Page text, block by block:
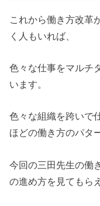
これから働き方改革
く人もいれば、
色々な仕事をマルチ
います。
色々な組織を跨いで
ほどの働き方のパタ
今回の三田先生の働
の進め方を見てもら